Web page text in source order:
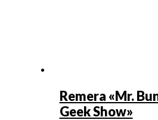
Remera «Mr.
Geek Show»